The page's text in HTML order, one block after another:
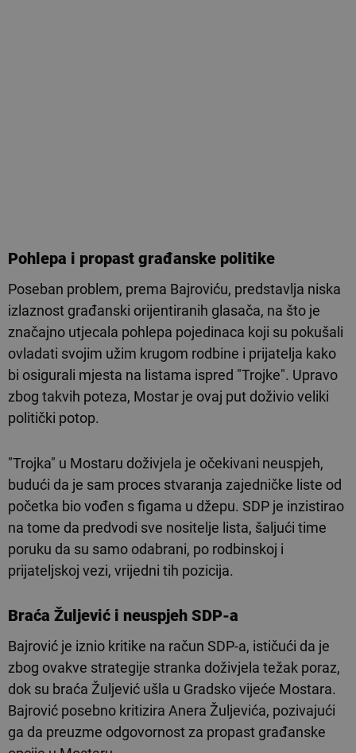
Pohlepa i propast građanske politike
Poseban problem, prema Bajroviću, predstavlja niska
izlaznost građanski orijentiranih glasača, na što je
značajno utjecala pohlepa pojedinaca koji su pokušali
ovladati svojim užim krugom rodbine i prijatelja kako
bi osigurali mjesta na listama ispred "Trojke". Upravo
zbog takvih poteza, Mostar je ovaj put doživio veliki
politički potop.
"Trojka" u Mostaru doživjela je očekivani neuspjeh,
budući da je sam proces stvaranja zajedničke liste od
početka bio vođen s figama u džepu. SDP je inzistirao
na tome da predvodi sve nositelje lista, šaljući time
poruku da su samo odabrani, po rodbinskoj i
prijateljskoj vezi, vrijedni tih pozicija.
Braća Žuljević i neuspjeh SDP-a
Bajrović je iznio kritike na račun SDP-a, ističući da je
zbog ovakve strategije stranka doživjela težak poraz,
dok su braća Žuljević ušla u Gradsko vijeće Mostara.
Bajrović posebno kritizira Anera Žuljevića, pozivajući
ga da preuzme odgovornost za propast građanske